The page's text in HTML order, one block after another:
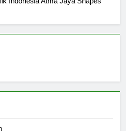
Indonesia Atma Jaya Shapes